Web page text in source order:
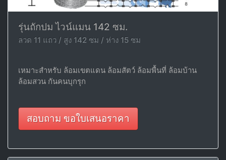
รุ่นถักปม ไวน์แมน 142 ซม.
ลวด 11 แถว / สูง 142 ซม / ห่าง 15 ซม
เหมาะสำหรับ ล้อมเขตแดน ล้อมสัตว์ ล้อมพื้นที่ ล้อมบ้าน
ล้อมสวน กันคนบุกรุก
สอบถาม ขอใบเสนอราคา